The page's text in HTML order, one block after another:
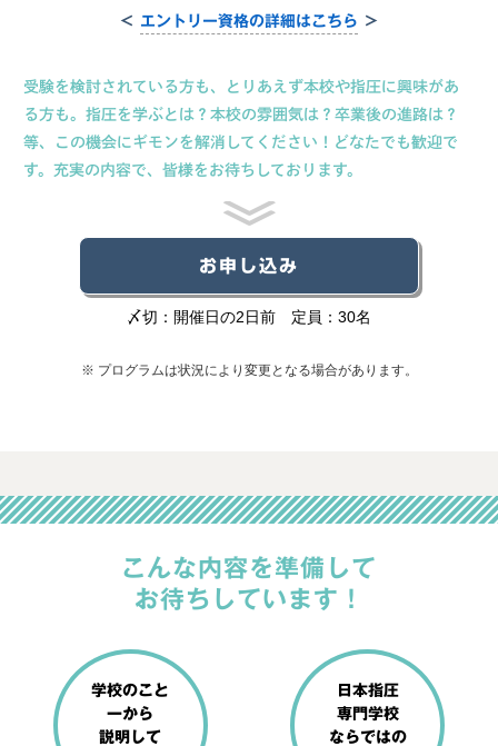
＜ エントリー資格の詳細はこちら ＞
受験を検討されている方も、とりあえず本校や指圧に興味があ
る方も。指圧を学ぶとは？本校の雰囲気は？卒業後の進路は？
等、
この機会にギモンを解消してください！ どなたでも歓迎で
す。充実の内容で、皆様をお待ちしております。
お申し込み
〆切：開催日の2日前 定員：30名
※ プログラムは状況により変更となる場合があります。
こんな内容を準備して
お待ちしています！
学校のこと
一から
説明して
日本指圧
専門学校
ならではの